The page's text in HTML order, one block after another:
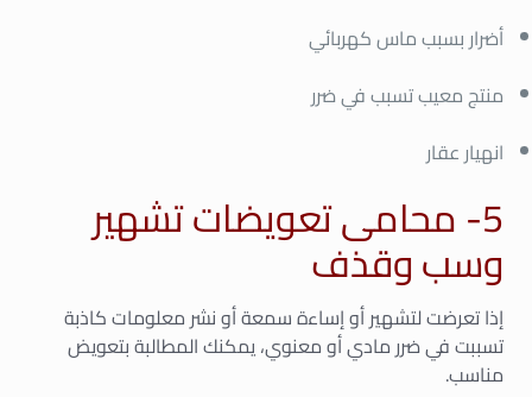
أضرار بسبب ماس كهربائي
منتج معيب تسبب في ضرر
انهيار عقار
5- محامى تعويضات تشهير
وسب وقذف
إذا تعرضت لتشهير أو إساءة سمعة أو نشر معلومات كاذبة
تسببت في ضرر مادي أو معنوي، يمكنك المطالبة بتعويض
مناسب.